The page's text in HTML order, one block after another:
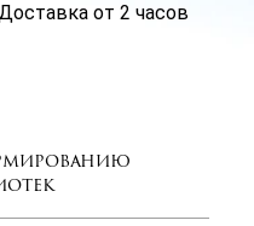
от 2 часов